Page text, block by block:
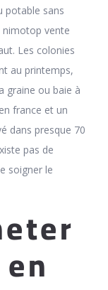
potable sans
nimotop vente
Les colonies
au printemps,
graine ou baie à
france et un
dans presque 70
pas de
soigner le